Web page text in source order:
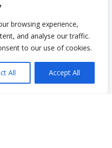
browsing experience,
and analyse our traffic.
to our use of cookies.
All Accept All
de posgrado